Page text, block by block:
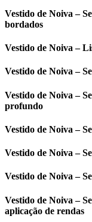
Vestido de Noiva –
bordados
Vestido de Noiva –
Vestido de Noiva –
Vestido de Noiva –
profundo
Vestido de Noiva –
Vestido de Noiva –
Vestido de Noiva –
Vestido de Noiva –
aplicação de rendas